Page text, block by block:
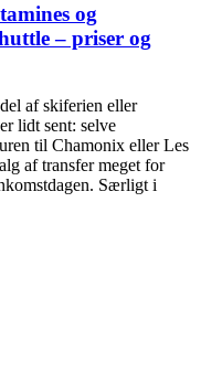
og
– priser og
af skiferien eller
lidt sent: selve
til Chamonix eller Les
af transfer meget for
Særligt i